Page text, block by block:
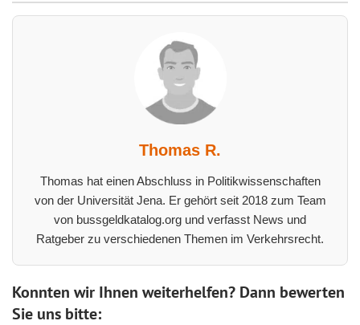
Thomas R.
Thomas hat einen Abschluss in Politikwissenschaften
von der Universität Jena. Er gehört seit 2018 zum Team
von bussgeldkatalog.org und verfasst News und
Ratgeber zu verschiedenen Themen im Verkehrsrecht.
Konnten wir Ihnen weiterhelfen? Dann bewerten
Sie uns bitte: